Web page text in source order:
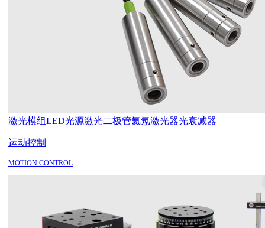
激光模组LED光源激光二极管氦氖激光器光衰减器
运动控制
MOTION CONTROL